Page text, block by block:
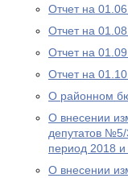
Отчет на
Отчет на
Отчет на
Отчет на
О районном
О внесении
депутатов
период 2018 и
О внесении